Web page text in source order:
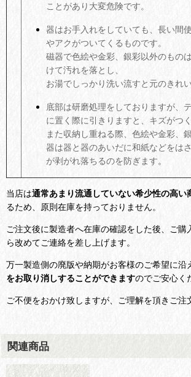
ことがあり大変危険です。
器はお手入れをしていても、長い間
やアクがついてくるものです。
磁器で色絵や金彩、銀彩以外のもの
けて汚れを落とし、
お湯でしっかり洗い流すと元のきれ
底部は研磨処理をしておりますが、
に置く際に引きりますと、キズがつ
また収納し重ねる際、色絵や金彩、
器は器と器のあいだに和紙などをは
が剥がれ落ちるのを防ぎます。
当店は通常あまり流通していない希少性の高い
るため、原則在庫を持っておりません。
ご注文後に製造者へ在庫の確認をした後、ご購
ら改めてご連絡を差し上げます。
万一製造側の廃版や納期がお客様のご希望に沿
をお取り消しすることができますのでご安心く
ご不便をおかけ致しますが、ご理解を頂きご注
関連商品